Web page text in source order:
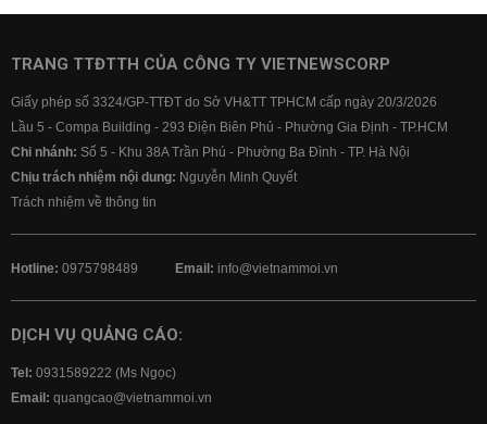
TRANG TTĐTTH CỦA CÔNG TY VIETNEWSCORP
Giấy phép số 3324/GP-TTĐT do Sở VH&TT TPHCM cấp ngày 20/3/2026
Lầu 5 - Compa Building - 293 Điện Biên Phủ - Phường Gia Định - TP.HCM
Chi nhánh: Số 5 - Khu 38A Trần Phú - Phường Ba Đình - TP. Hà Nội
Chịu trách nhiệm nội dung: Nguyễn Minh Quyết
Trách nhiệm về thông tin
Hotline: 0975798489 Email: info@vietnammoi.vn
DỊCH VỤ QUẢNG CÁO:
Tel: 0931589222 (Ms Ngọc)
Email: quangcao@vietnammoi.vn